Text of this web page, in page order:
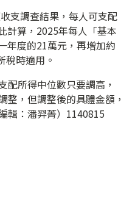
支調查結果，每人可支配
計算，2025年每人「基本
年度的21萬元，再增加約
稅時適用。
配所得中位數只要調高，
整，但調整後的具體金額，
輯：潘羿菁）1140815